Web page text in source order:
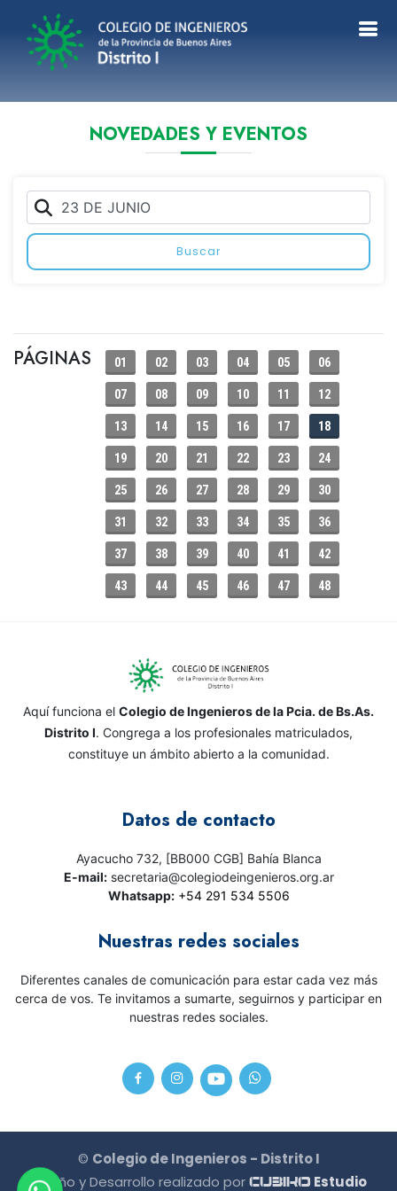
NOVEDADES Y EVENTOS
Buscar
PÁGINAS 01 02 03 04 05 06
07 08 09 10 11 12
13 14 15 16 17 18
19 20 21 22 23 24
25 26 27 28 29 30
31 32 33 34 35 36
37 38 39 40 41 42
43 44 45 46 47 48
Aquí funciona el Colegio de Ingenieros de la Pcia. de Bs.As.
Distrito I. Congrega a los profesionales matriculados,
constituye un ámbito abierto a la comunidad.
Datos de contacto
Ayacucho 732, [BB000 CGB] Bahía Blanca
E-mail:secretaria@colegiodeingenieros.org.ar
Whatsapp: +54 291 534 5506
Nuestras redes sociales
Diferentes canales de comunicación para estar cada vez más
cerca de vos. Te invitamos a sumarte, seguirnos y participar en
nuestras redes sociales.
© Colegio de Ingenieros - Distrito I
Diseño y Desarrollo realizado por CU3IKO Estudio